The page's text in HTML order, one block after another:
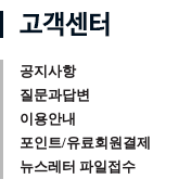
공지사항
질문과답변
이용안내
포인트/유료회원결제
뉴스레터 파일접수